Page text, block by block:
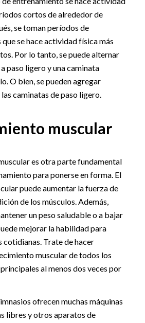
cortos de alrededor de
se toman períodos de
se hace actividad física más
Por lo tanto, se puede alternar
paso ligero y una caminata
O bien, se pueden agregar
caminatas de paso ligero.
muscular
es otra parte fundamental
para ponerse en forma. El
puede aumentar la fuerza de
de los músculos. Además,
un peso saludable o a bajar
mejorar la habilidad para
Trate de hacer
muscular de todos los
al menos dos veces por
ofrecen muchas máquinas
libres y otros aparatos de